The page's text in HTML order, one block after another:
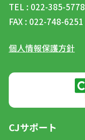
TEL : 022-385-5778
FAX : 022-748-6251
個人情報保護方針
CJサポート